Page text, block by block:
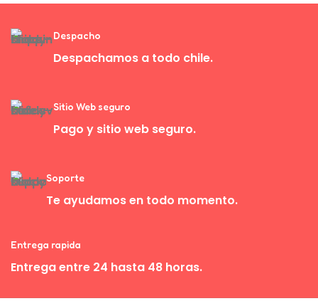
Despacho
Despachamos a todo chile.
Sitio Web seguro
Pago y sitio web seguro.
Soporte
Te ayudamos en todo momento.
Entrega rapida
Entrega entre 24 hasta 48 horas.